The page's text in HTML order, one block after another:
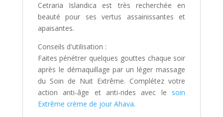
Cetraria Islandica est très recherchée en
beauté pour ses vertus assainissantes et
apaisantes.
Conseils d'utilisation :
Faites pénétrer quelques gouttes chaque soir
après le démaquillage par un léger massage
du Soin de Nuit Extrême. Complétez votre
action anti-âge et anti-rides avec le soin
Extrême crème de jour Ahava.